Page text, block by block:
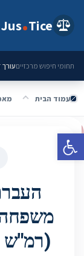
פתח סרגל נגישות
Jus Tice
תחומי חיפוש מרכזייםעורך
עמוד הבית
משפחה
(רמ"ש 46235-12-21)